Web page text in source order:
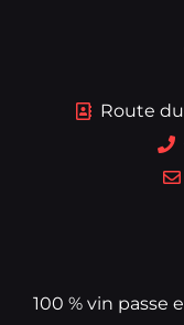
Route
100 % vin passe